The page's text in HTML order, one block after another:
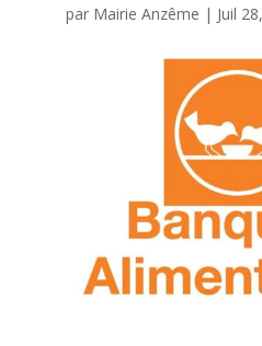
par Mairie Anzême | Juil